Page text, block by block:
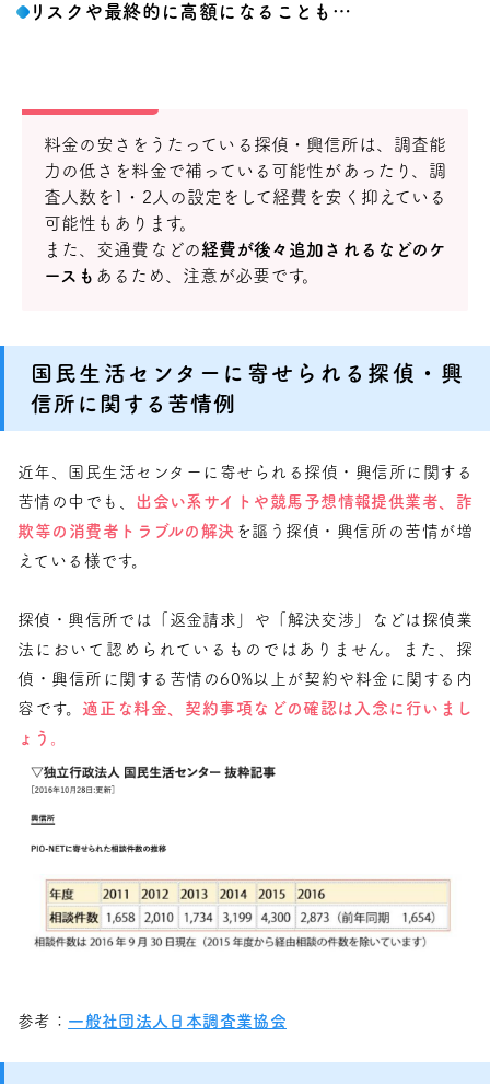
リスクや最終的に高額になることも…
料金の安さをうたっている探偵・興信所は、調査能
力の低さを料金で補っている可能性があったり、調
査人数を1・2人の設定をして経費を安く抑えている
可能性もあります。
また、交通費などの経費が後々追加されるなどのケ
ースも あるため、注意が必要です。
国民生活センターに寄せられる探偵・興
信所に関する苦情例
近年、国民生活センターに寄せられる探偵・興信所に関する
苦情の中でも、 出会い系サイトや競馬予想情報提供業者、詐
欺等の消費者トラブルの解決 を謳う探偵・興信所の苦情が増
えている様です。
探偵・興信所では「返金請求」や「解決交渉」などは探偵業
法において認められているものではありません。また、探
偵・興信所に関する苦情の60%以上が契約や料金に関する内
容です。 適正な料金、契約事項などの確認は入念に行いまし
ょう。
参考： 一般社団法人日本調査業協会